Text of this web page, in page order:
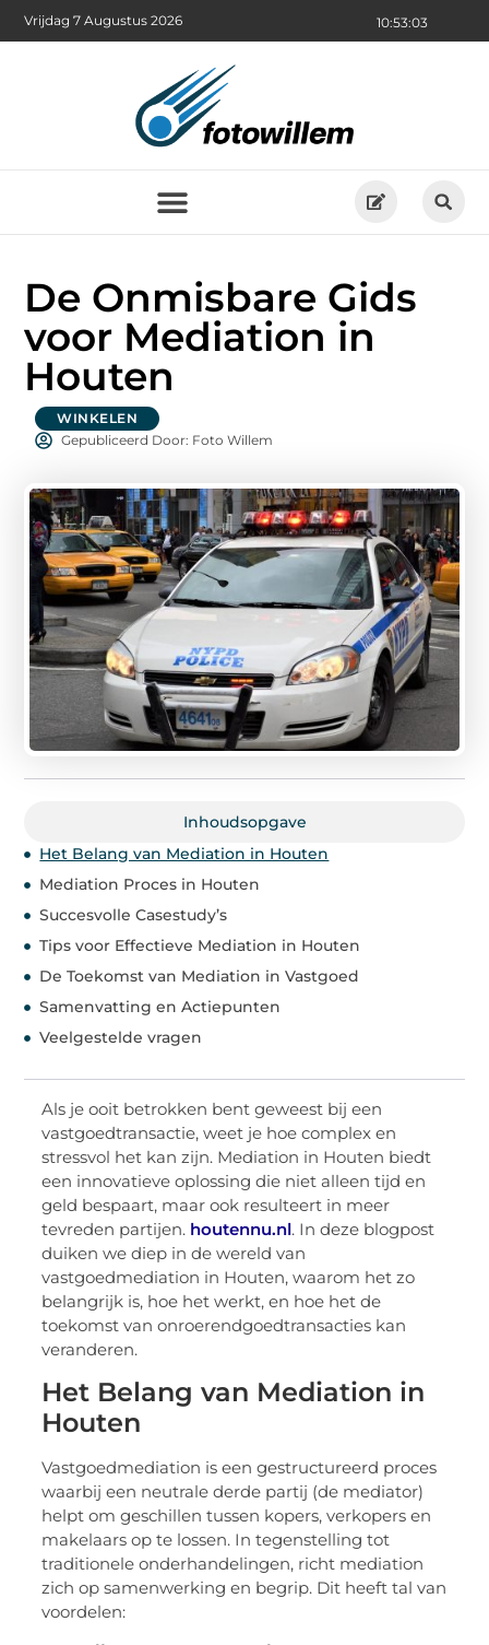
10:53:05
Vrijdag 7 Augustus 2026
De Onmisbare Gids
voor Mediation in
Houten
WINKELEN
Gepubliceerd Door: Foto Willem
Inhoudsopgave
Het Belang van Mediation in Houten
Mediation Proces in Houten
Succesvolle Casestudy’s
Tips voor Effectieve Mediation in Houten
De Toekomst van Mediation in Vastgoed
Samenvatting en Actiepunten
Veelgestelde vragen
Als je ooit betrokken bent geweest bij een
vastgoedtransactie, weet je hoe complex en
stressvol het kan zijn. Mediation in Houten biedt
een innovatieve oplossing die niet alleen tijd en
geld bespaart, maar ook resulteert in meer
tevreden partijen. houtennu.nl. In deze blogpost
duiken we diep in de wereld van
vastgoedmediation in Houten, waarom het zo
belangrijk is, hoe het werkt, en hoe het de
toekomst van onroerendgoedtransacties kan
veranderen.
Het Belang van Mediation in
Houten
Vastgoedmediation is een gestructureerd proces
waarbij een neutrale derde partij (de mediator)
helpt om geschillen tussen kopers, verkopers en
makelaars op te lossen. In tegenstelling tot
traditionele onderhandelingen, richt mediation
zich op samenwerking en begrip. Dit heeft tal van
voordelen: